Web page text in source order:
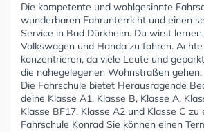
Die kompetente und wohlgesinnte
wunderbaren Fahrunterricht und einen
Service in Bad Dürkheim. Du wirst
Volkswagen und Honda zu fahren.
konzentrieren, da viele Leute und
die nahegelegenen Wohnstraßen
Die Fahrschule bietet Herausragende
deine Klasse A1, Klasse B, Klasse A,
Klasse BF17, Klasse A2 und Klasse C zu
Fahrschule Konrad Sie können einen